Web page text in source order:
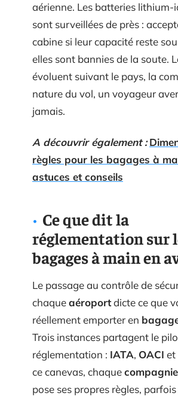
aérienne. Les batteries lithium-
sont surveillées de près :
cabine si leur capacité reste
elles sont bannies de la soute.
évoluent suivant le pays, la
nature du vol, un voyageur
jamais.
A découvrir également :
règles pour les bagages à
astuces et conseils
Ce que dit la
réglementation sur
bagages à main en
Le passage au contrôle de
chaqueaéroportdicte ce que
réellement emporter en
Trois instances partagent le
réglementation : IATA, OACI et
ce canevas, chaque
pose ses propres règles,